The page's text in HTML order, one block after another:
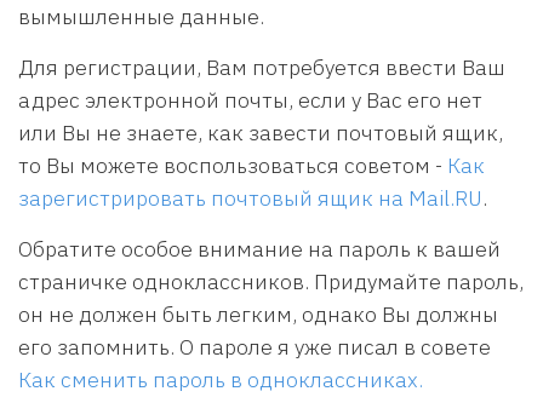
вымышленные данные.
Для регистрации, Вам потребуется ввести Ваш
адрес электронной почты, если у Вас его нет
или Вы не знаете, как завести почтовый ящик,
то Вы можете воспользоваться советом - Как
зарегистрировать почтовый ящик на Mail.RU.
Обратите особое внимание на пароль к вашей
страничке одноклассников. Придумайте пароль,
он не должен быть легким, однако Вы должны
его запомнить. О пароле я уже писал в совете
Как сменить пароль в одноклассниках.